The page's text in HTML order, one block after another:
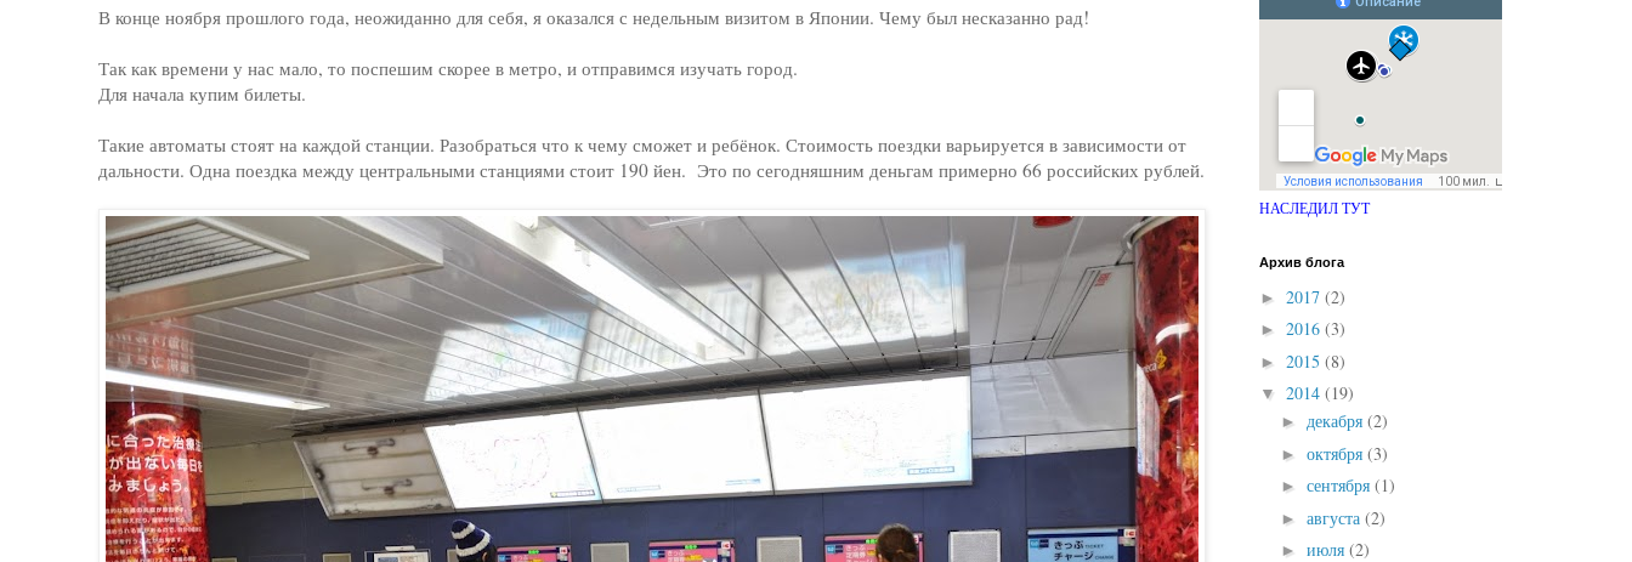
В конце ноября прошлого года, неожиданно для себя, я оказался с недельным визитом в Японии. Чему был несказанно рад!
Так как времени у нас мало, то поспешим скорее в метро, и отправимся изучать город.
Для начала купим билеты.
Такие автоматы стоят на каждой станции. Разобраться что к чему сможет и ребёнок. Стоимость поездки варьируется в зависимости от
дальности. Одна поездка между центральными станциями стоит 190 йен. Это по сегодняшним деньгам примерно 66 российских рублей.
НАСЛЕДИЛ ТУТ
Архив блога
► 2017 (2)
► 2016 (3)
► 2015 (8)
▼ 2014 (19)
► декабря (2)
► октября (3)
► сентября (1)
► августа (2)
► июля (2)